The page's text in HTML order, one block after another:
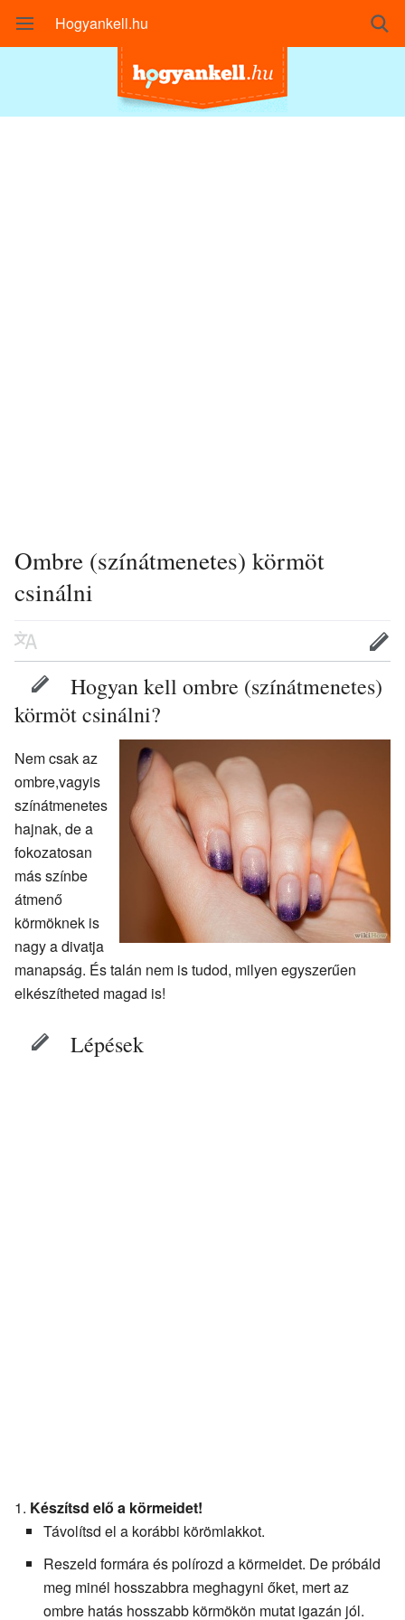
Hogyankell.hu
Ombre (színátmenetes) körmöt
csinálni
Hogyan kell ombre (színátmenetes)
körmöt csinálni?
Nem csak az
ombre,vagyis
színátmenetes
hajnak, de a
fokozatosan
más színbe
átmenő
körmöknek is
nagy a divatja
manapság. És talán nem is tudod, milyen egyszerűen
elkészítheted magad is!
Lépések
Készítsd elő a körmeidet!
Távolítsd el a korábbi körömlakkot.
Reszeld formára és polírozd a körmeidet. De próbáld
meg minél hosszabbra meghagyni őket, mert az
ombre hatás hosszabb körmökön mutat igazán jól.